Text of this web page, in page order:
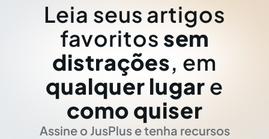
Leia seus artigos
favoritos sem
distrações, em
qualquer lugar e
como quiser
Assine o JusPlus e tenha recursos